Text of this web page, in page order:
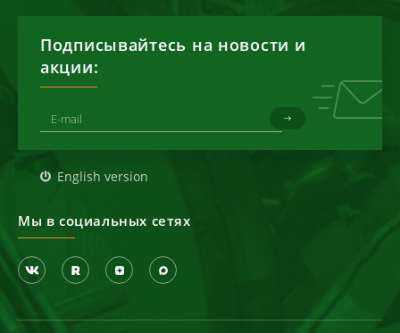
Подписывайтесь на новости и
акции:
English version
Мы в социальных сетях